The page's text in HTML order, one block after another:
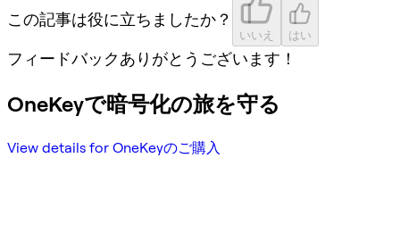
この記事は役に立ちましたか？
いいえ はい
フィードバックありがとうございます！
OneKeyで暗号化の旅を守る
View details for OneKeyのご購入